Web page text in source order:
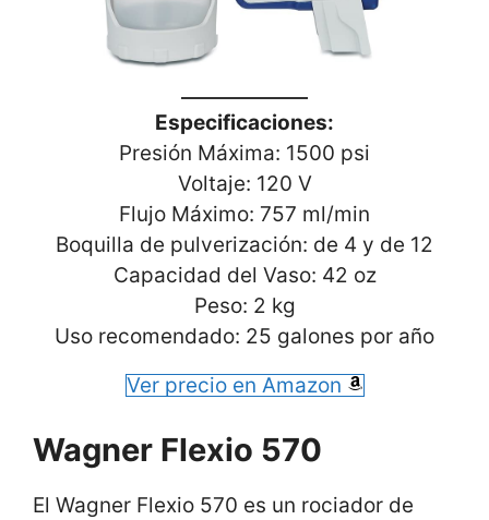
Especificaciones:
Presión Máxima: 1500 psi
Voltaje: 120 V
Flujo Máximo: 757 ml/min
Boquilla de pulverización: de 4 y de 12
Capacidad del Vaso: 42 oz
Peso: 2 kg
Uso recomendado: 25 galones por año
Ver precio en Amazon
Wagner Flexio 570
El Wagner Flexio 570 es un rociador de